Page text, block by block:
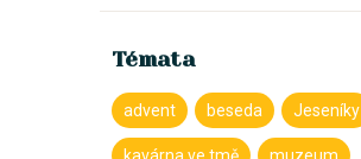
Témata
advent beseda Jeseníky